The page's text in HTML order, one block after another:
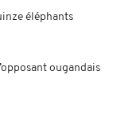
éléphants
ougandais